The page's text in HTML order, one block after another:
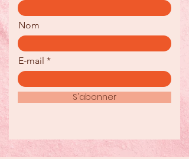
Nom
E-mail
S'abonner